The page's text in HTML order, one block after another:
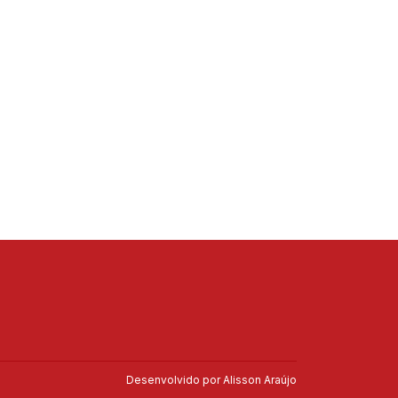
Desenvolvido porAlisson Araújo